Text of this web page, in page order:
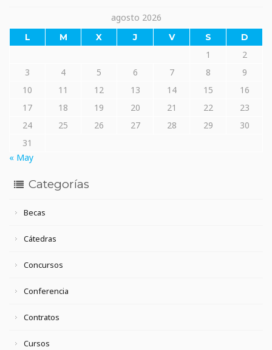
agosto 2026
L M X J V S D
1
2
3
4 5 6 7 8
9
10
11 12 13 14 15
16
17
18 19 20 21 22
23
24
25 26 27 28 29
30
31
« May
Categorías
Becas
Cátedras
Concursos
Conferencia
Contratos
Cursos